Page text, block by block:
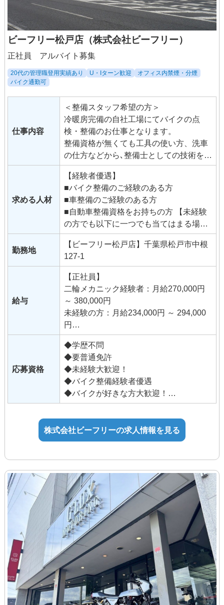
ビーフリー松戸店（株式会社ビーフリー）
正社員 アルバイト募集
20代の管理職登用実績あり U・Iターン歓迎
オフィス内禁煙・分煙
バイク通勤可
仕事内容
＜整備スタッフ希望の方＞
冷暖房完備の自社工場にてバイクの点
検・整備のお仕事となります。
整備資格が無くても工具の使い方、洗車
の仕方などから､整備士としての技術をイ
チから学んでみませんか？ ＜販売スタッ
フ希望の方＞
店内での接客を中心にバイクの販売、保
険業務他、整備以外のバイクショップの
仕事全般となります。
販売ノルマはありません。
販売経験が無くても来店される方はみん
なバイク好きなので話が弾みます。
います｡
レアなバイクに出会えると店内の温度が
一気にあがる､そんなバイク好きが集まっ
ている会社です｡
求める人材
【経験者優遇】
■バイク整備のご経験のある方
■車整備のご経験のある方
■自動車整備資格をお持ちの方 【未経験
の方でも以下に一つでも当てはまる場合
はぜひご応募ください！】
■バイク大好き！
■バイクが好きな人が好き！
■いろいろなバイクに触れたい！
■まだバイクの免許を持っていないが、
とにかくバイク大好き！ 二輪運転免許を
持っていない方でもやる気があれば大丈
夫です。
仕事を通して成長していきたい方なら問
題ありません。
バイクの知識が無くても販売には自身が
あるなど、他業種からの転職も歓迎しま
す。
勤務地
【ビーフリー松戸店】千葉県松戸市中根
127-1
給与
【正社員】
二輪メカニック経験者：月給270,000円
～ 380,000円
未経験の方：月給234,000円 ～ 294,000
円
※固定残業代（39,000円 〜 70,000円/28
時間）を含む
時間外労働の有無にかかわらず、固定
残業代として支給し、
28時間を超える時間外労働は追加で支
給。
■手当
通勤手当
技能手当・資格手当
◆試用期間あり：3ヶ月（同条件）
【アルバイト・パート】
時給1,150円～
応募資格
◆学歴不問
◆要普通免許
◆未経験大歓迎！
◆バイク整備経験者優遇
◆バイクが好きな方大歓迎！
未経験の方：年齢制限あり（32歳以下）
年齢制限該当事由：キャリ
ア形成
年齢制限の理由：長期勤続
株式会社ビーフリーの求人情報を見る